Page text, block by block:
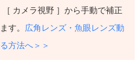
カメラ視野 ］から手動で補正
す。 広角レンズ・魚眼レンズ動
方法へ＞＞